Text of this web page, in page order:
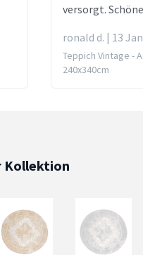
versorgt.
ronald d. | 13
Teppich Vintage -
240x340cm
Kollektion